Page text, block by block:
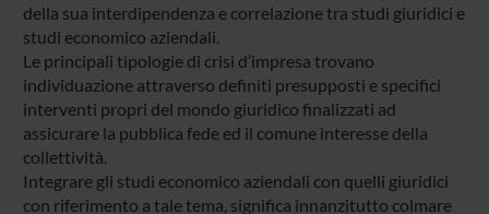
della sua interdipendenza e correlazione tra studi giuridici e
studi economico aziendali.
Le principali tipologie di crisi d’impresa trovano
individuazione attraverso definiti presupposti e specifici
interventi propri del mondo giuridico finalizzati ad
assicurare la pubblica fede ed il comune interesse della
collettività.
Integrare gli studi economico aziendali con quelli giuridici
con riferimento a tale tema, significa innanzitutto colmare